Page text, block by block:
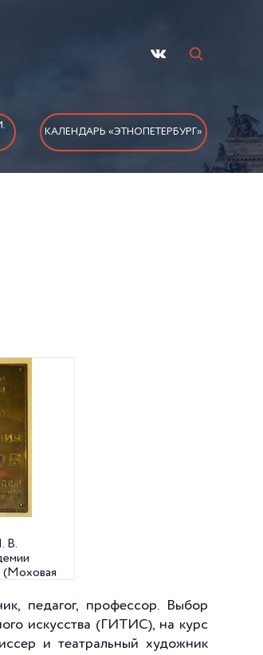
КАЛЕНДАРЬ «ЭТНОПЕТЕРБУРГ»
В.
(Моховая
педагог, профессор. Выбор
искусства (ГИТИС), на курс
и театральный художник